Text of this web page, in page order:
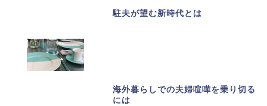
駐夫が望む新時代とは
海外暮らしでの夫婦喧嘩を乗り切る
には